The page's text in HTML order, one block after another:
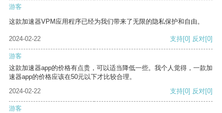
游客
这款加速器VPM应用程序已经为我们带来了无限的隐私保护和自由。
2024-02-22 支持[0] 反对[0]
游客
这款加速器app的价格有点贵，可以适当降低一些。我个人觉得，一款加
速器app的价格应该在50元以下才比较合理。
2024-02-22
支持[0] 反对[0]
游客